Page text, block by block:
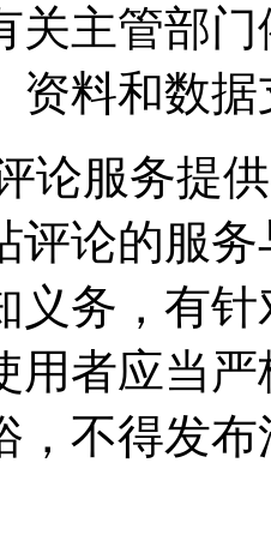
关主管部
资料和数
论服务提
评论的服
义务，有
用者应当
，不得发